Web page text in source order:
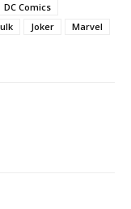
DC Comics
Joker
Marvel